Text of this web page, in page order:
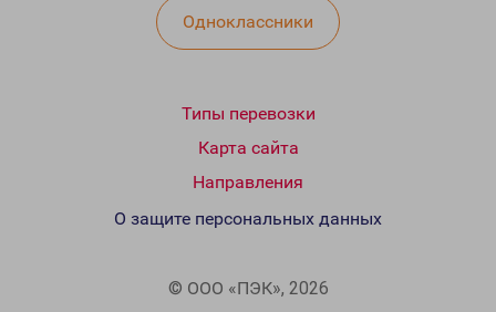
Одноклассники
Типы перевозки
Карта сайта
Направления
© ООО «ПЭК», 2026
О защите персональных данных